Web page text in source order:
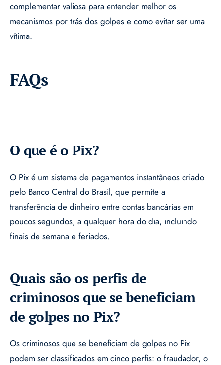
complementar valiosa para entender melhor os
mecanismos por trás dos golpes e como evitar ser uma
vítima.
FAQs
O que é o Pix?
O Pix é um sistema de pagamentos instantâneos criado
pelo Banco Central do Brasil, que permite a
transferência de dinheiro entre contas bancárias em
poucos segundos, a qualquer hora do dia, incluindo
finais de semana e feriados.
Quais são os perfis de
criminosos que se beneficiam
de golpes no Pix?
Os criminosos que se beneficiam de golpes no Pix
podem ser classificados em cinco perfis: o fraudador, o